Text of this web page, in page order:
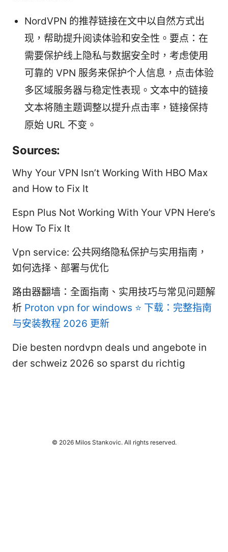
NordVPN 的推荐链接在文中以自然方式出
现，帮助提升阅读体验和安全性。要点：在
需要保护线上隐私与数据安全时，考虑使用
可靠的 VPN 服务来保护个人信息，点击体验
多区域服务器与稳定性表现。文本中的链接
文本将随主题调整以提升点击率，链接保持
原始 URL 不变。
Sources:
Why Your VPN Isn’t Working With HBO Max
and How to Fix It
Espn Plus Not Working With Your VPN Here’s
How To Fix It
Vpn service: 公共网络隐私保护与实用指南，
如何选择、部署与优化
路由器翻墙：全面指南、实用技巧与常见问题解
析 Proton vpn for windows ⭐ 下载：完整指南
与安装教程 2026 更新
Die besten nordvpn deals und angebote in
der schweiz 2026 so sparst du richtig
© 2026 Milos Stankovic. All rights reserved.